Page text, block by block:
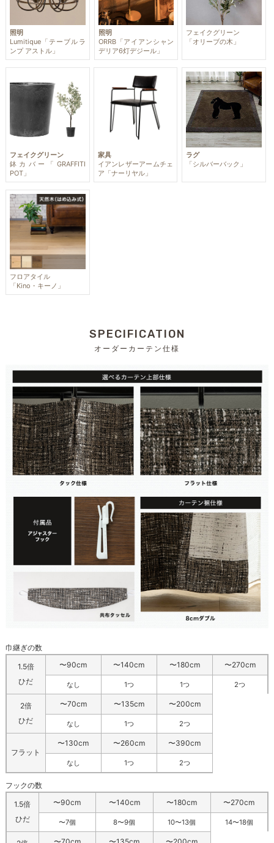
照明
Lumitique「テーブルラ
ンプ アストル」
照明
ORRB「アイアンシャン
デリア6灯デジール」
フェイクグリーン
「オリーブの木」
フェイクグリーン
鉢カバー「GRAFFITI
POT」
家具
イアンレザーアームチェ
ア「ナーリヤル」
ラグ
「シルバーバック」
フロアタイル
「Kino・キーノ」
SPECIFICATION
オーダーカーテン仕様
巾継ぎの数
1.5倍
ひだ
〜90cm 〜140cm 〜180cm 〜270cm
なし 1つ 1つ 2つ
2倍
ひだ
〜70cm 〜135cm 〜200cm
なし 1つ 2つ
フラット
〜130cm 〜260cm 〜390cm
なし 1つ 2つ
フックの数
1.5倍
ひだ
〜90cm 〜140cm 〜180cm 〜270cm
〜7個 8〜9個 10〜13個 14〜18個